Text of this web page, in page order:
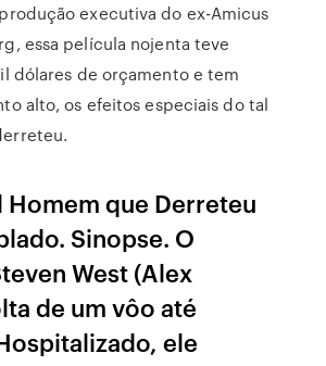
executiva do ex-Amicus
essa película nojenta teve
dólares de orçamento e tem
alto, os efeitos especiais do tal
Homem que Derreteu
Sinopse. O
West (Alex
de um vôo até
ele